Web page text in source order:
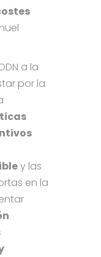
a la
por la
y las
en la